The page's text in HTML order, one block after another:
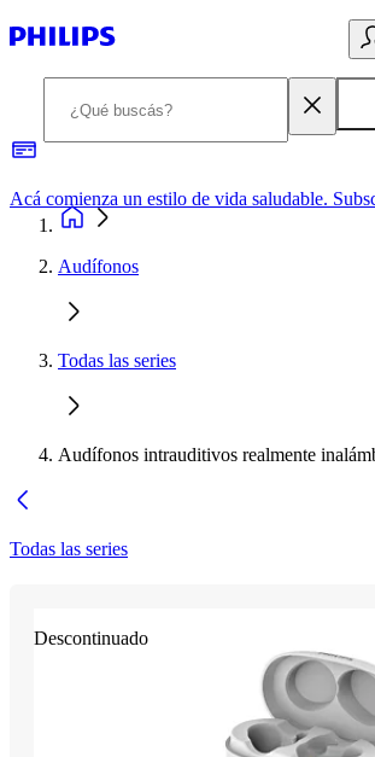
Audífonos
Todas las series
Audífonos intrauditivos realmente
Todas las series
Descontinuado